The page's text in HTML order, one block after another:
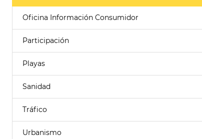
Oficina Información Consumidor
Participación
Playas
Sanidad
Tráfico
Urbanismo